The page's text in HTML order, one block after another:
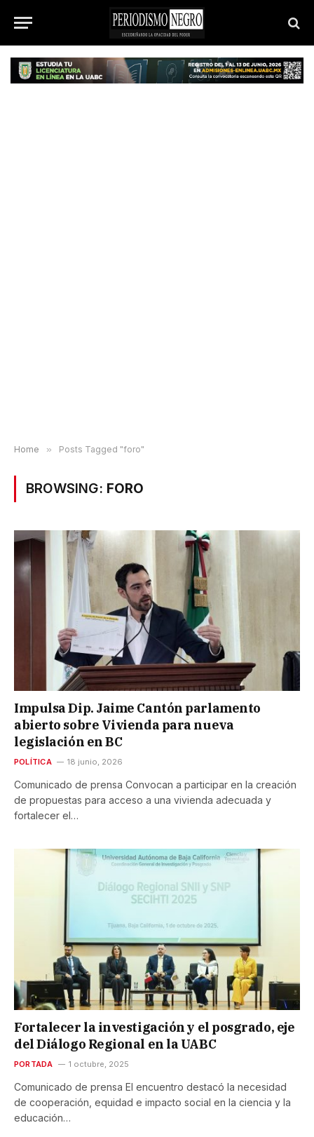
Home » Posts Tagged "foro"
BROWSING: FORO
Impulsa Dip. Jaime Cantón parlamento
abierto sobre Vivienda para nueva
legislación en BC
POLÍTICA 18 junio, 2026
Comunicado de prensa Convocan a participar en la creación
de propuestas para acceso a una vivienda adecuada y
fortalecer el…
Fortalecer la investigación y el posgrado, eje
del Diálogo Regional en la UABC
PORTADA 1 octubre, 2025
Comunicado de prensa El encuentro destacó la necesidad
de cooperación, equidad e impacto social en la ciencia y la
educación…